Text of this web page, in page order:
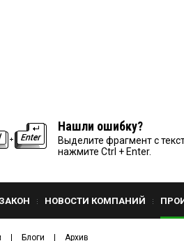
Нашли ошибку?
Выделите фрагмент с
нажмите Ctrl + Enter.
ЗАКОН НОВОСТИ КОМПАНИЙ
Блоги Архив